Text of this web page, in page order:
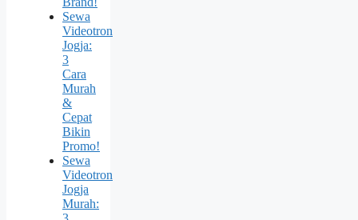
Sewa
Videotron
Jogja:
3
Cara
Murah
&
Cepat
Bikin
Promo!
Sewa
Videotron
Jogja
Murah: